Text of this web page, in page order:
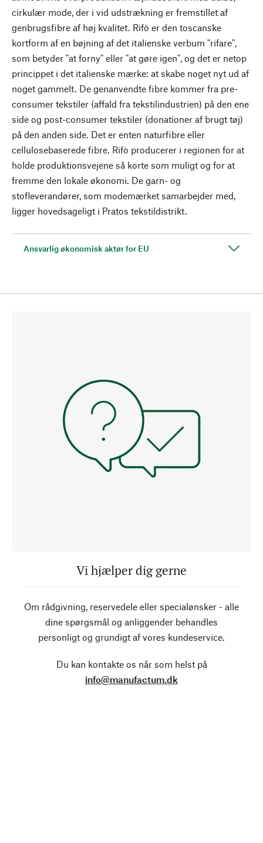
cirkulær mode, der i vid udstrækning er fremstillet af
genbrugsfibre af høj kvalitet. Rifò er den toscanske
kortform af en bøjning af det italienske verbum "rifare",
som betyder "at forny" eller "at gøre igen", og det er netop
princippet i det italienske mærke: at skabe noget nyt ud af
noget gammelt. De genanvendte fibre kommer fra pre-
consumer tekstiler (affald fra tekstilindustrien) på den ene
side og post-consumer tekstiler (donationer af brugt tøj)
på den anden side. Det er enten naturfibre eller
cellulosebaserede fibre. Rifò producerer i regionen for at
holde produktionsvejene så korte som muligt og for at
fremme den lokale økonomi. De garn- og
stofleverandører, som modemærket samarbejder med,
ligger hovedsageligt i Pratos tekstildistrikt.
Ansvarlig økonomisk aktør for EU
Vi hjælper dig gerne
Om rådgivning, reservedele eller specialønsker - alle
dine spørgsmål og anliggender behandles
personligt og grundigt af vores kundeservice.
Du kan kontakte os når som helst på
info@manufactum.dk